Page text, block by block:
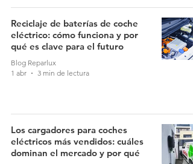
Reciclaje de baterías de coche
eléctrico: cómo funciona y por
qué es clave para el futuro
Blog Reparlux
1 abr
3 min de lectura
Los cargadores para coches
eléctricos más vendidos: cuáles
dominan el mercado y por qué